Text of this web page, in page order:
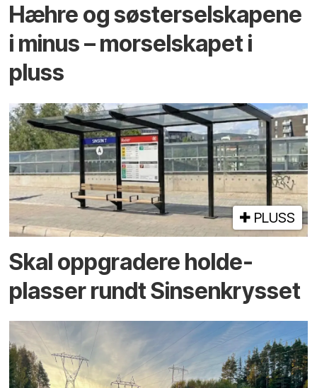
Hæhre og søster­selskapene
i minus – mor­selskapet i
pluss
PLUSS
Skal oppgradere holde­
plasser rundt Sinsenkrysset